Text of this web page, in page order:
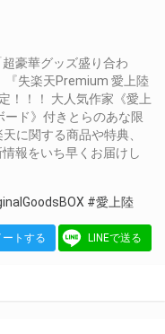
豪華グッズ盛り合わ
『失楽天Premium 愛上陸
！！！ 大人気作家《愛上
ード》付きとらのあな限
に関する商品や特典、
報をいち早くお届けし
#愛上陸
ートする LINEで送る